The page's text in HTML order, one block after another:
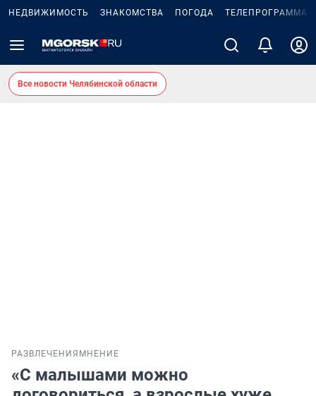
НЕДВИЖИМОСТЬ ЗНАКОМСТВА ПОГОДА ТЕЛЕПРОГРАММА
Все новости Челябинской области
РАЗВЛЕЧЕНИЯ МНЕНИЕ
«С малышами можно